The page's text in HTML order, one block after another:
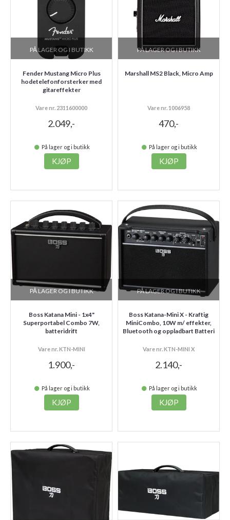
PÅ LAGER OG I BUTIKK
Fender Mustang Micro Plus
hodetelefonforsterker med
gitareffekter
Vare nr. 2311600000
2.049,-
På lager og i butikk
KJØP
PÅ LAGER OG I BUTIKK
Marshall MS2 Black, Micro Amp
Vare nr. 1006958
470,-
På lager og i butikk
KJØP
PÅ LAGER OG I BUTIKK
Boss Katana Mini - 1x4"
Superportabel Combo 7W,
batteridrift
Vare nr. KTN-MINI
1.900,-
På lager og i butikk
KJØP
PÅ LAGER OG I BUTIKK
Boss Katana-Mini X - Kraftig
MiniCombo, 10W m/ effekter,
Bluetooth og oppladbart Batteri
Vare nr. KTN-MINI X
2.140,-
På lager og i butikk
KJØP